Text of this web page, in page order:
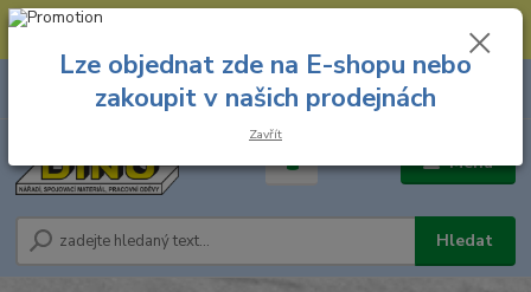
--- Spojovací materiál: 774 431 045 --- Prodejna nářadí: 731 449 423 --
Menu
Hledat
8.00 hod. - 16.00 hod.
za
Lze objednat zde na E-shopu nebo
zakoupit v našich prodejnách
Zavřít